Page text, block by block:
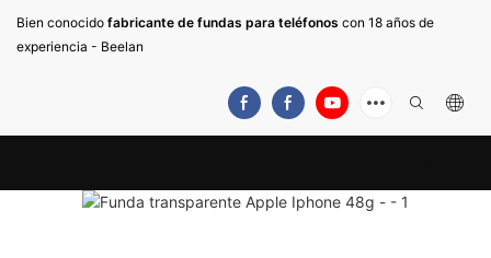
Bien conocido fabricante de fundas para teléfonos con 18 años de
experiencia - Beelan